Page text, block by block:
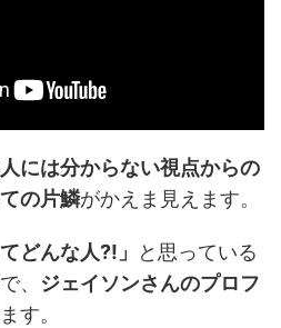
には分からない視点からの
の片鱗がかえま見えます。
どんな人?!」
と思っている
、 ジェイソンさんのプロフ
す。